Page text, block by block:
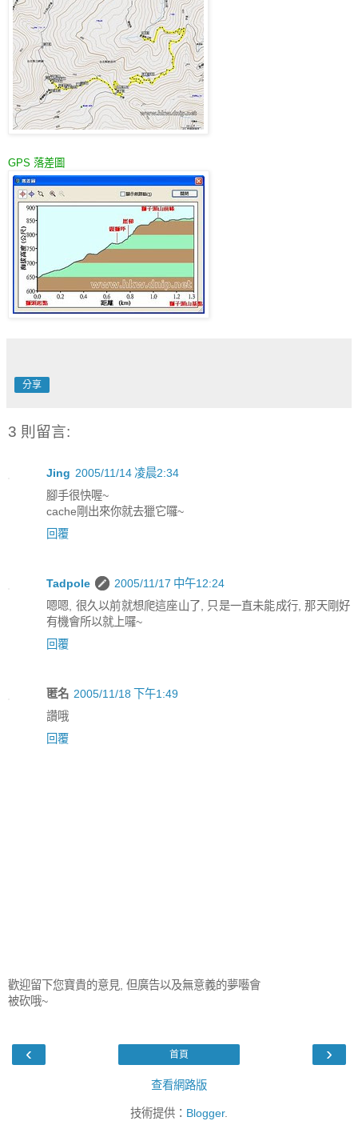
GPS 落差圖
分享
3 則留言:
Jing 2005/11/14 凌晨2:34
腳手很快喔~
cache剛出來你就去獵它囉~
回覆
Tadpole
2005/11/17 中午12:24
嗯嗯, 很久以前就想爬這座山了, 只是一直未能成行, 那天剛好
有機會所以就上囉~
回覆
匿名 2005/11/18 下午1:49
讚哦
回覆
歡迎留下您寶貴的意見, 但廣告以及無意義的夢囈會
被砍哦~
‹ ›
首頁
查看網路版
技術提供： Blogger.